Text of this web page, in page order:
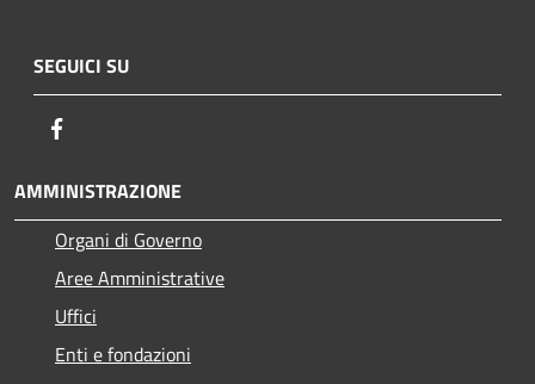
SEGUICI SU
AMMINISTRAZIONE
Organi di Governo
Aree Amministrative
Uffici
Enti e fondazioni